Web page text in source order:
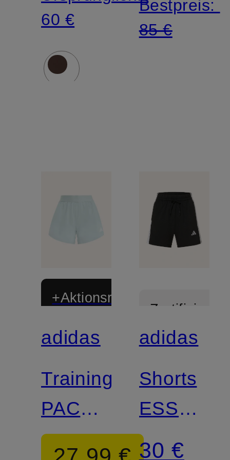
60 €
Bestpreis:
85 €
+Aktionsrabatt
Zertifiziert
adidas
Trainingsshorts
PACER
WORKOUT
Zertifiziert
adidas
Shorts
3-
30 €